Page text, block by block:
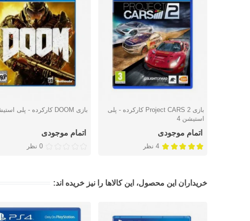
دوست داشتن بازی Project CARS 2 کارکرده - پلی
استیشن 4
اتمام موجودی
4 نظر
دوست داشتن بازی DOOM کارکرده - پلی استیشن 4
اتمام موجودی
0 نظر
خریداران این محصول، این کالاها را نیز خریده اند: